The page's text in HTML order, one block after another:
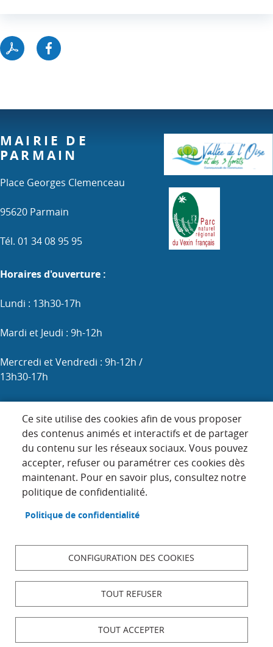
Ce site utilise des cookies afin de vous proposer
des contenus animés et interactifs et de partager
du contenu sur les réseaux sociaux. Vous pouvez
accepter, refuser ou paramétrer ces cookies dès
maintenant. Pour en savoir plus, consultez notre
politique de confidentialité.
Politique de confidentialité
CONFIGURATION DES COOKIES
TOUT REFUSER
TOUT ACCEPTER
MAIRIE DE
PARMAIN
Place Georges Clemenceau
95620 Parmain
Tél. 01 34 08 95 95
Horaires d'ouverture :
Lundi : 13h30-17h
Mardi et Jeudi : 9h-12h
Mercredi et Vendredi : 9h-12h /
13h30-17h
Samedi : 9h-12h (les 1er, 3e et 5e)
Menu
Pied
page
ACCUEIL
PLAN DU SITE
CONTACT
DONNÉES PERSONNELLES
COOKIES
S'IDENTIFIER